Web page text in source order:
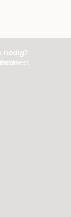
nodig?